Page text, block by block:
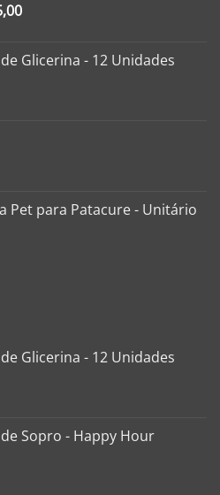
Glicerina - 12 Unidades
Pet para Patacure - Unitário
Glicerina - 12 Unidades
Sopro - Happy Hour